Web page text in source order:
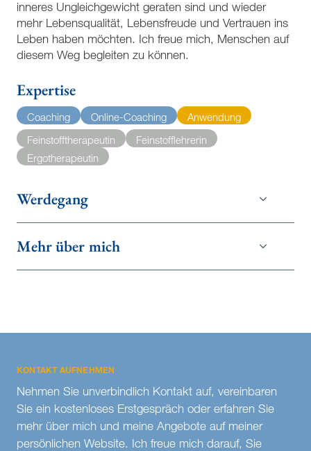
inneres Ungleichgewicht geraten sind und wieder
mehr Lebensqualität, Lebensfreude und Vertrauen ins
Leben haben möchten. Ich freue mich, Menschen auf
diesem Weg begleiten zu können.
Expertise
Coaching Online-Coaching
Anwendung
Feinstofftherapeutin
Feinstofflehrerin
Ergotherapeutin
Werdegang
Mehr über mich
KONTAKT AUFNEHMEN
Nehmen Sie unverbindlich Kontakt auf, vereinbaren
Sie ein kostenloses Erstgespräch oder erfahren Sie
mehr über mich und meine Angebote auf meiner
persönlichen Website. Ich freue mich darauf, Sie